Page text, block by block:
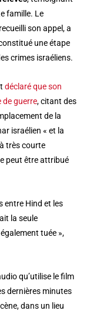
famille. Le
son appel, a
une étape
crimes israéliens.
déclaré que son
guerre, citant des
de la
israélien « et la
très courte
peut être attribué
entre Hind et les
la seule
tuée »,
qu’utilise le film
dernières minutes
dans un lieu